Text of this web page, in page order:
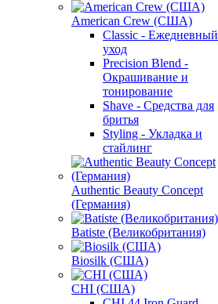
American Crew (США)
Classic - Ежедневный
уход
Precision Blend -
Окрашивание и
тонирование
Shave - Средства для
бритья
Styling - Укладка и
стайлинг
Authentic Beauty Concept
(Германия)
Batiste (Великобритания)
Biosilk (США)
CHI (США)